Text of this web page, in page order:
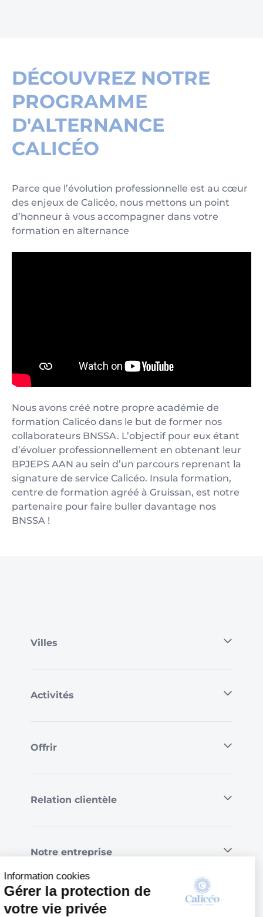
DÉCOUVREZ NOTRE
PROGRAMME
D'ALTERNANCE
CALICÉO
Parce que l’évolution professionnelle est au cœur
des enjeux de Calicéo, nous mettons un point
d’honneur à vous accompagner dans votre
formation en alternance
Nous avons créé notre propre académie de
formation Calicéo dans le but de former nos
collaborateurs BNSSA. L’objectif pour eux étant
d’évoluer professionnellement en obtenant leur
BPJEPS AAN au sein d’un parcours reprenant la
signature de service Calicéo. Insula formation,
centre de formation agréé à Gruissan, est notre
partenaire pour faire buller davantage nos
BNSSA !
Villes
Activités
Offrir
Relation clientèle
Notre entreprise
Information cookies
Gérer la protection de
votre vie privée